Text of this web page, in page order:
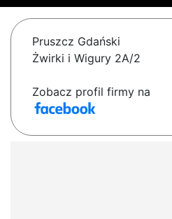
Pruszcz Gdański
Żwirki i Wigury 2A/2
Zobacz profil firmy na